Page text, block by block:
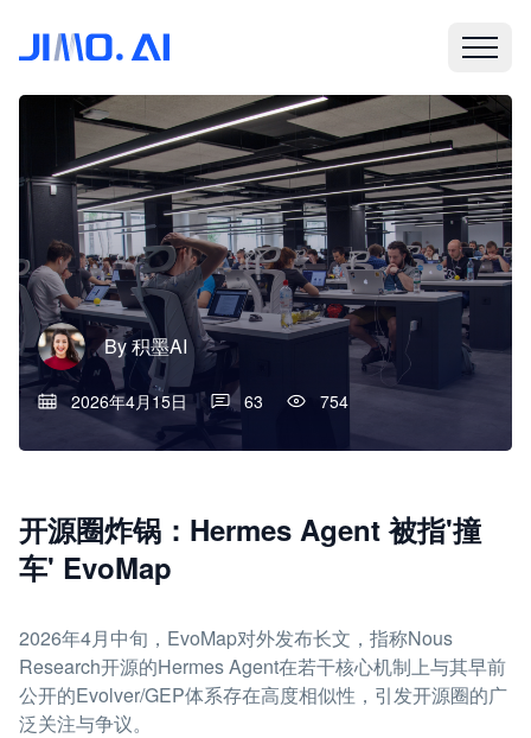
By积墨AI
2026年4月15日 63 754
开源圈炸锅：Hermes Agent 被指'撞
车' EvoMap
2026年4月中旬，EvoMap对外发布长文，指称Nous
Research开源的Hermes Agent在若干核心机制上与其早前
公开的Evolver/GEP体系存在高度相似性，引发开源圈的广
泛关注与争议。